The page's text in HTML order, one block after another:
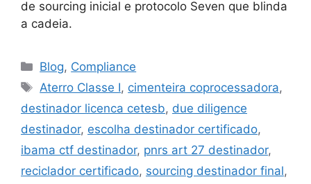
de sourcing inicial e protocolo Seven que blinda
a cadeia.
Blog, Compliance
Aterro Classe I, cimenteira coprocessadora,
destinador licenca cetesb, due diligence
destinador, escolha destinador certificado,
ibama ctf destinador, pnrs art 27 destinador,
reciclador certificado, sourcing destinador final,